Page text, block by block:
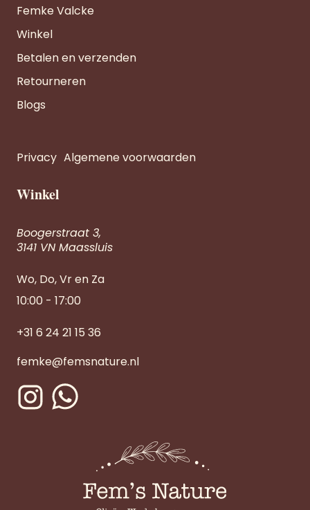
Femke Valcke
Winkel
Betalen en verzenden
Retourneren
Blogs
Privacy Algemene voorwaarden
Winkel
Boogerstraat 3,
3141 VN Maassluis
Wo, Do, Vr en Za
10:00 - 17:00
+31 6 24 21 15 36
femke@femsnature.nl